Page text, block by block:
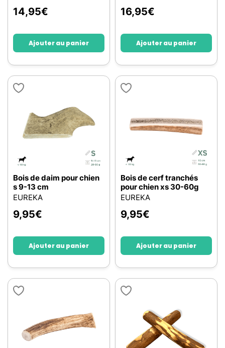
14,95€
Ajouter au panier
16,95€
Ajouter au panier
Bois de daim pour chien
s 9-13 cm
EUREKA
9,95€
Ajouter au panier
Bois de cerf tranchés
pour chien xs 30-60g
EUREKA
9,95€
Ajouter au panier